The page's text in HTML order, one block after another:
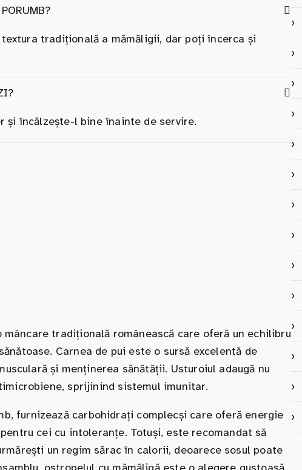
tradițională a mămăligii, dar poți încerca și
încălzește-l bine înainte de servire.
tradițională românească care oferă un echilibru
Carnea de pui este o sursă excelentă de
și menținerea sănătății. Usturoiul adaugă nu
sprijinind sistemul imunitar.
furnizează carbohidrați complecși care oferă energie
cei cu intoleranțe. Totuși, este recomandat să
un regim sărac în calorii, deoarece sosul poate